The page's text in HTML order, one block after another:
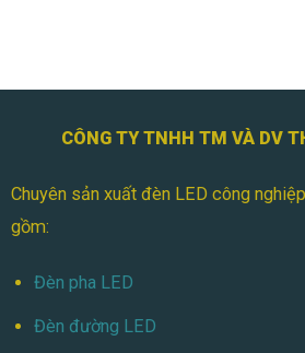
CÔNG TY TNHH TM VÀ DV
Chuyên sản xuất đèn LED công
gồm:
Đèn pha LED
Đèn đường LED